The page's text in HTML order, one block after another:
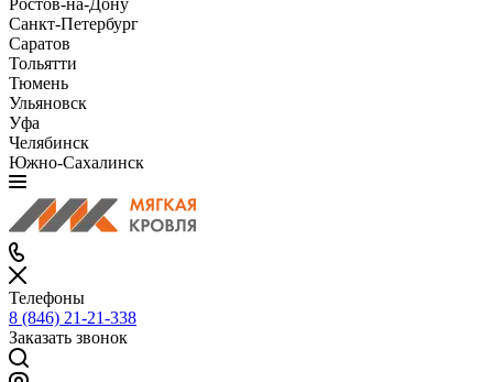
Ростов-на-Дону
Санкт-Петербург
Саратов
Тольятти
Тюмень
Ульяновск
Уфа
Челябинск
Южно-Сахалинск
Телефоны
8 (846) 21-21-338
Заказать звонок